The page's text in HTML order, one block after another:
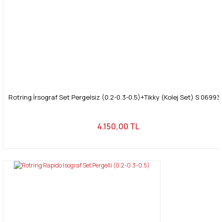
Rotring İrsograf Set Pergelsiz (0.2-0.3-0.5)+Tikky (Kolej Set) S
4.150,00 TL